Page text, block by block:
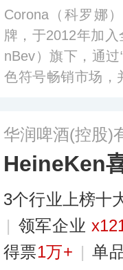
Corona（科罗娜
牌，于2012年加
nBev）旗下，通
色符号畅销市场，
华润啤酒(控股)
HeineKen
3个行业上榜十
| 领军企业
得票1万+ | 单